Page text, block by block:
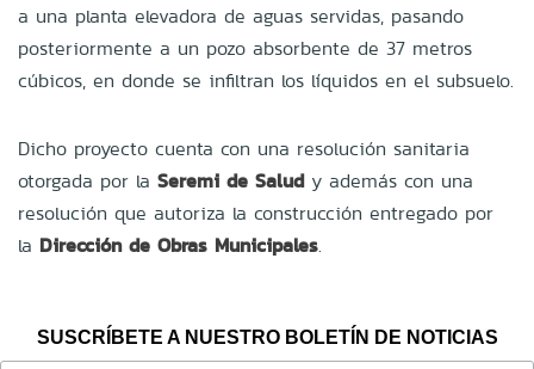
a una planta elevadora de aguas servidas, pasando
posteriormente a un pozo absorbente de 37 metros
cúbicos, en donde se infiltran los líquidos en el subsuelo.
Dicho proyecto cuenta con una resolución sanitaria
otorgada por la Seremi de Saludy además con una
resolución que autoriza la construcción entregado por
la Dirección de Obras Municipales.
SUSCRÍBETE A NUESTRO BOLETÍN DE NOTICIAS